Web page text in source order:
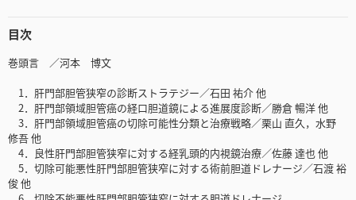
目次
巻頭言 ／河本 博文
1．肝門部胆管狭窄の診断ストラテジー／石田 祐介 他
2．肝門部領域胆管癌の経口胆道鏡による進展度診断／勝倉 暢洋 他
3．肝門部領域胆管癌の切除可能性分類と治療戦略／栗山 直久，水野
修吾 他
4．良性肝門部胆管狭窄に対する経乳頭的内視鏡治療／佐藤 達也 他
5．切除可能悪性肝門部胆管狭窄に対する術前胆道ドレナージ／石渡 裕
俊 他